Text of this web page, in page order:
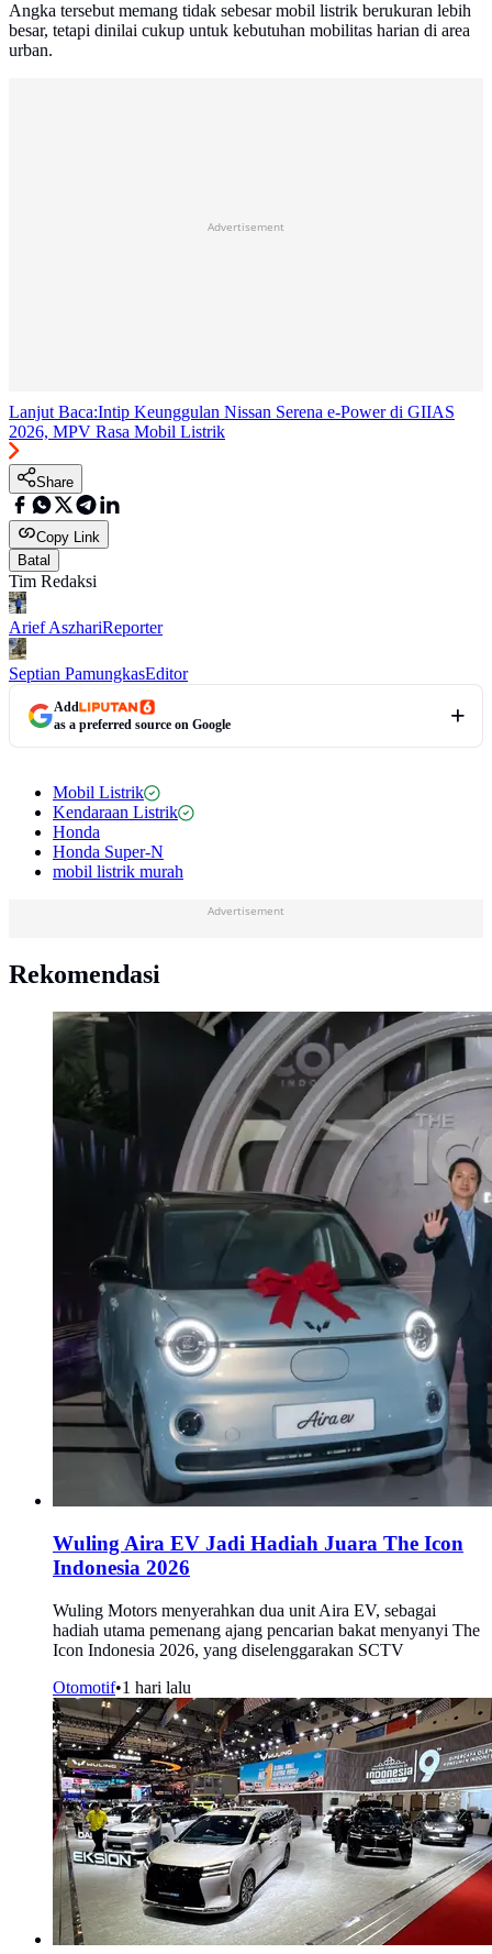
Angka tersebut memang tidak sebesar mobil listrik berukuran lebih
besar, tetapi dinilai cukup untuk kebutuhan mobilitas harian di area
urban.
Advertisement
Lanjut Baca:Intip Keunggulan Nissan Serena e-Power di GIIAS
2026, MPV Rasa Mobil Listrik
Share
Copy Link
Batal
Tim Redaksi
Arief AszhariReporter
Septian PamungkasEditor
Add
as a preferred source on Google
Mobil Listrik
Kendaraan Listrik
Honda
Honda Super-N
mobil listrik murah
Advertisement
Rekomendasi
Wuling Aira EV Jadi Hadiah Juara The Icon
Indonesia 2026
Wuling Motors menyerahkan dua unit Aira EV, sebagai
hadiah utama pemenang ajang pencarian bakat menyanyi The
Icon Indonesia 2026, yang diselenggarakan SCTV
Otomotif•1 hari lalu